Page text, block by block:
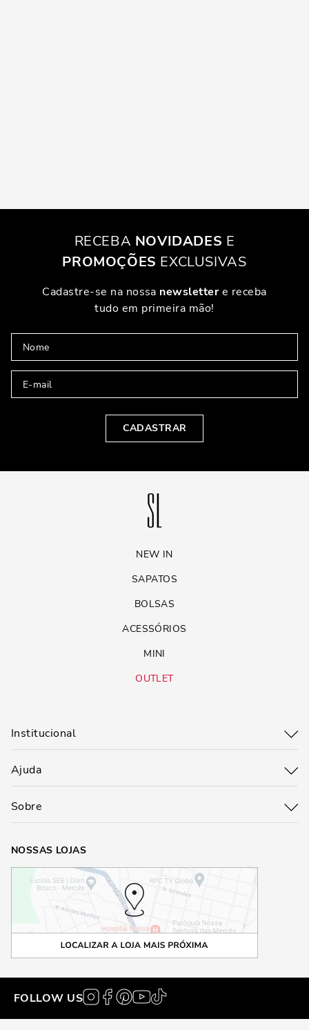
RECEBA NOVIDADES E
PROMOÇÕES EXCLUSIVAS
Cadastre-se na nossa newslettere receba
tudo em primeira mão!
CADASTRAR
NEW IN
SAPATOS
BOLSAS
ACESSÓRIOS
MINI
OUTLET
Institucional
Ajuda
Sobre
NOSSAS LOJAS
FOLLOW US